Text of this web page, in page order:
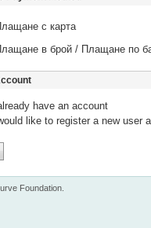
с карта
в брой / Плащане по
already have an account
would like to register a new user
Foundation.